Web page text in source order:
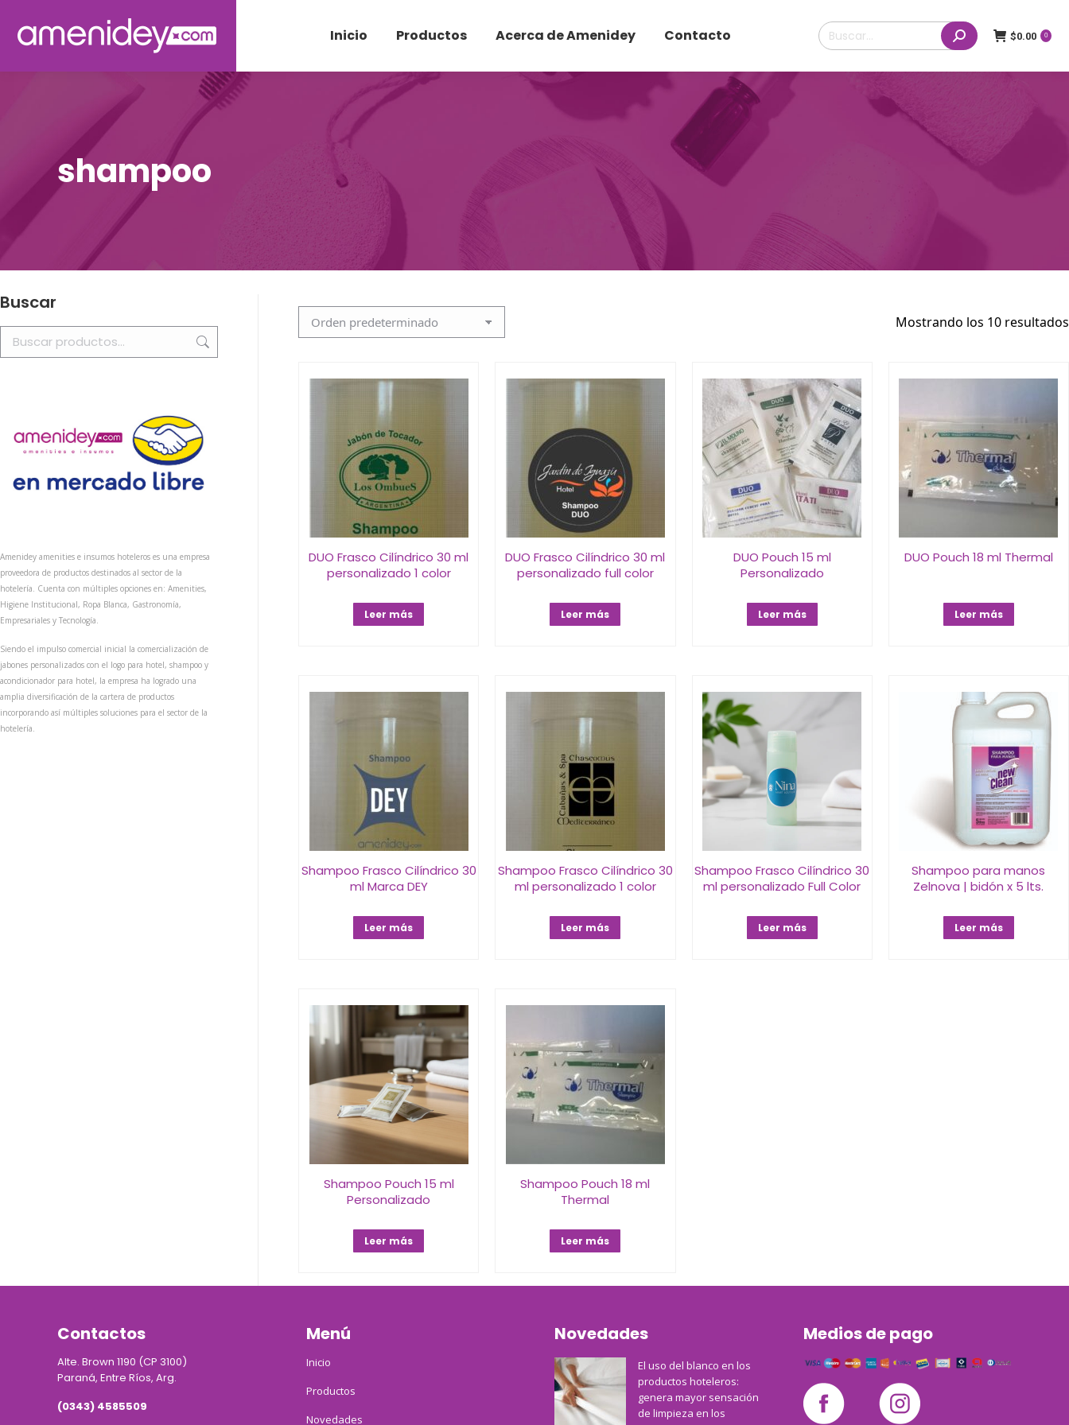
Inicio Productos Acerca de Amenidey Contacto Buscar: $0.00 0
shampoo
Mostrando los 10 resultados
DUO Frasco Cilíndrico 30 ml
personalizado 1 color
Leer más
DUO Frasco Cilíndrico 30 ml
personalizado full color
Leer más
DUO Pouch 15 ml
Personalizado
Leer más
DUO Pouch 18 ml Thermal
Leer más
Shampoo Frasco Cilíndrico 30
ml Marca DEY
Leer más
Shampoo Frasco Cilíndrico 30
ml personalizado 1 color
Leer más
Shampoo Frasco Cilíndrico 30
ml personalizado Full Color
Leer más
Shampoo para manos
Zelnova | bidón x 5 lts.
Leer más
Shampoo Pouch 15 ml
Personalizado
Leer más
Shampoo Pouch 18 ml
Thermal
Leer más
Buscar
Amenidey amenities e insumos hoteleros es una empresa
proveedora de productos destinados al sector de la
hotelería. Cuenta con múltiples opciones en: Amenities,
Higiene Institucional, Ropa Blanca, Gastronomía,
Empresariales y Tecnología.
Siendo el impulso comercial inicial la comercialización de
jabones personalizados con el logo para hotel, shampoo y
acondicionador para hotel, la empresa ha logrado una
amplia diversificación de la cartera de productos
incorporando así múltiples soluciones para el sector de la
hotelería.
Contactos
Alte. Brown 1190 (CP 3100)
Paraná, Entre Ríos, Arg.
(0343) 4585509
Menú
Inicio
Productos
Novedades
Novedades
El uso del blanco en los
productos hoteleros:
genera mayor sensación
de limpieza en los
Medios de pago